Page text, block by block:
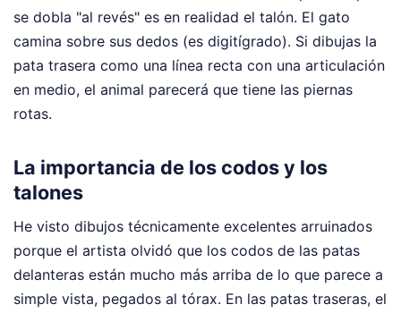
se dobla "al revés" es en realidad el talón. El gato
camina sobre sus dedos (es digitígrado). Si dibujas la
pata trasera como una línea recta con una articulación
en medio, el animal parecerá que tiene las piernas
rotas.
La importancia de los codos y los
talones
He visto dibujos técnicamente excelentes arruinados
porque el artista olvidó que los codos de las patas
delanteras están mucho más arriba de lo que parece a
simple vista, pegados al tórax. En las patas traseras, el